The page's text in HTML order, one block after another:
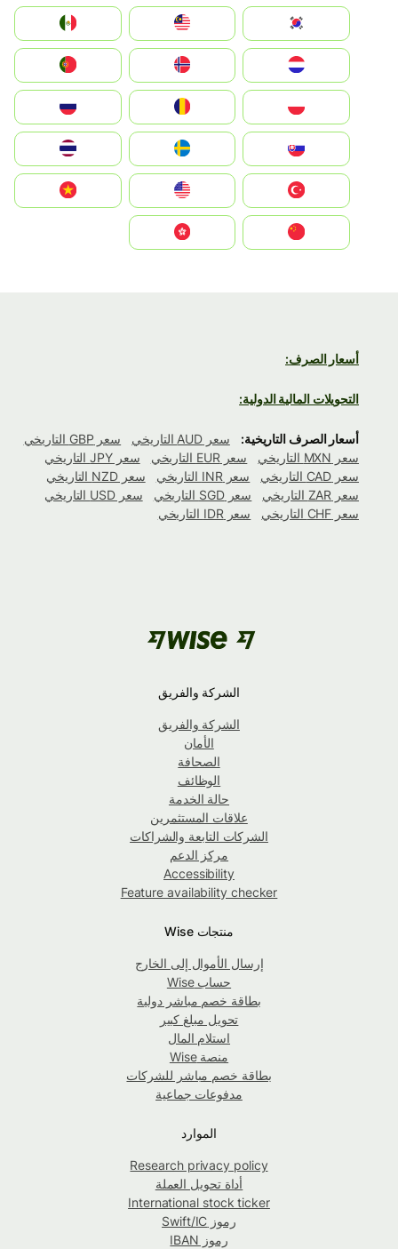
South Korea
Nederland
Portugal
România
Slovensko
United States
Vietnam
أسعار الصرف:
التحويلات المالية الدولية:
أسعار الصرف التاريخية: سعر AUD التاريخي
سعر GBP التاريخي
سعر MXN التاريخي
سعر EUR التاريخي
سعر JPY التاريخي
سعر CAD التاريخي
سعر INR التاريخي
سعر NZD التاريخي
سعر ZAR التاريخي
سعر SGD التاريخي
سعر USD التاريخي
سعر CHF التاريخي
سعر IDR التاريخي
الشركة والفريق
الشركة والفريق
الأمان
الصحافة
الوظائف
حالة الخدمة
علاقات المستثمرين
الشركات التابعة والشراكات
مركز الدعم
Accessibility
Feature availability checker
منتجات Wise
إرسال الأموال إلى الخارج
حساب Wise
بطاقة خصم مباشر دولية
تحويل مبلغ كبير
استلام المال
منصة Wise
بطاقة خصم مباشر للشركات
مدفوعات جماعية
الموارد
Research privacy policy
أداة تحويل العملة
International stock ticker
رموز Swift/IC
رموز IBAN